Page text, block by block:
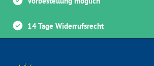
14 Tage Widerrufsrecht